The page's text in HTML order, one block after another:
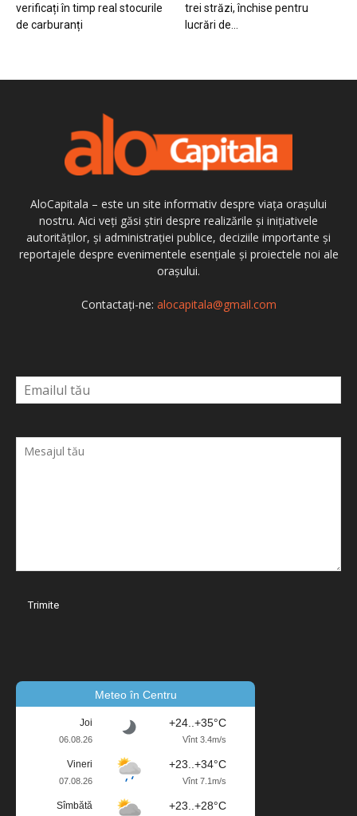
verificați în timp real stocurile
de carburanți
trei străzi, închise pentru
lucrări de...
AloCapitala – este un site informativ despre viața orașului
nostru. Aici veți găsi știri despre realizările și inițiativele
autorităților, și administrației publice, deciziile importante și
reportajele despre evenimentele esențiale și proiectele noi ale
orașului.
Contactați-ne: alocapitala@gmail.com
Meteo în Centru
Joi
06.08.26
+24..+35°C
Vînt 3.4m/s
Vineri
07.08.26
+23..+34°C
Vînt 7.1m/s
Sîmbătă +23..+28°C